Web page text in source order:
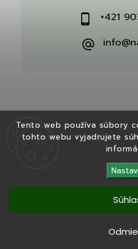
Tento web používa súbory
tohto webu vyjadrujete
+421
Copyright 2026